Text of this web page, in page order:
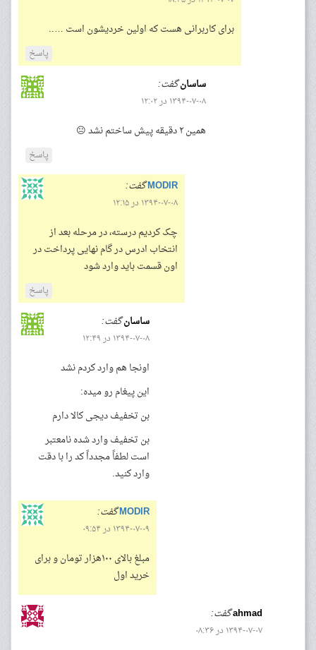
برای کاربرانی هست که اولین خردیشون است …..
پاسخ
ساسانگفت:
۱۳۹۴-۰۷-۰۸ در ۱۲:۰۲
همین ۲ دقیقه پیش ساختم نشد 😐
پاسخ
MODIRگفت:
۱۳۹۴-۰۷-۰۸ در ۱۲:۱۵
چک کردیم درسته، در مرحله بعد از
انتخاب ادرس در گام نهایی پرداخت در
اون قسمت باید وارد شود
پاسخ
ساسانگفت:
۱۳۹۴-۰۷-۰۸ در ۱۲:۴۹
اونجا هم وارد کردم نشد
این پیغام رو میده:
بن تخفیف دیجی کالا دارم
بن تخفیف وارد شده نامعتبر
است لطفاً مجدداً کد را با دقت
وارد کنید.
MODIRگفت:
۱۳۹۴-۰۷-۰۹ در ۰۹:۵۴
مبلغ بالای ۱۰۰هزار تومان و برای
خرید اول
ahmadگفت:
۱۳۹۴-۰۷-۰۷ در ۰۸:۳۶